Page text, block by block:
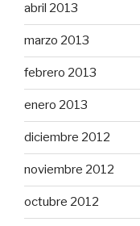
abril 2013
marzo 2013
febrero 2013
enero 2013
diciembre 2012
noviembre 2012
octubre 2012